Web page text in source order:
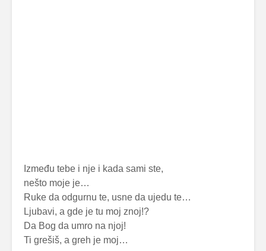
Između tebe i nje i kada sami ste,
nešto moje je…
Ruke da odgurnu te, usne da ujedu te…
Ljubavi, a gde je tu moj znoj!?
Da Bog da umro na njoj!
Ti grešiš, a greh je moj…